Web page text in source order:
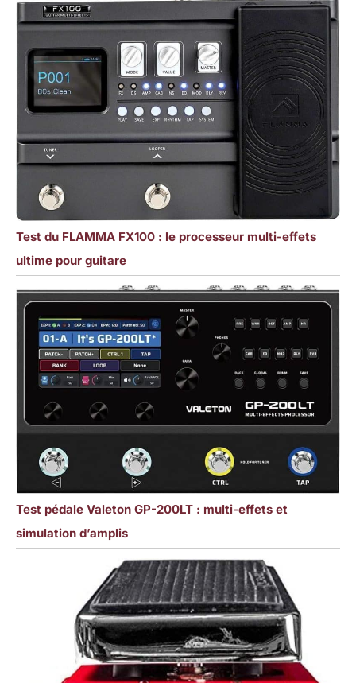
Test du FLAMMA FX100 : le processeur multi-effets
ultime pour guitare
Test pédale Valeton GP-200LT : multi-effets et
simulation d’amplis